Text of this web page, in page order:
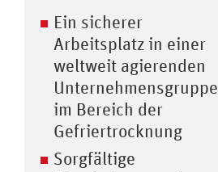
Ein sicherer
Arbeitsplatz in einer
weltweit agierenden
Unternehmensgruppe
im Bereich der
Gefriertrocknung
Sorgfältige